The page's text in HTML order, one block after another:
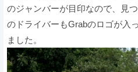
のジャンバーが目印なので、見
のドライバーもGrabのロゴが入
ました。